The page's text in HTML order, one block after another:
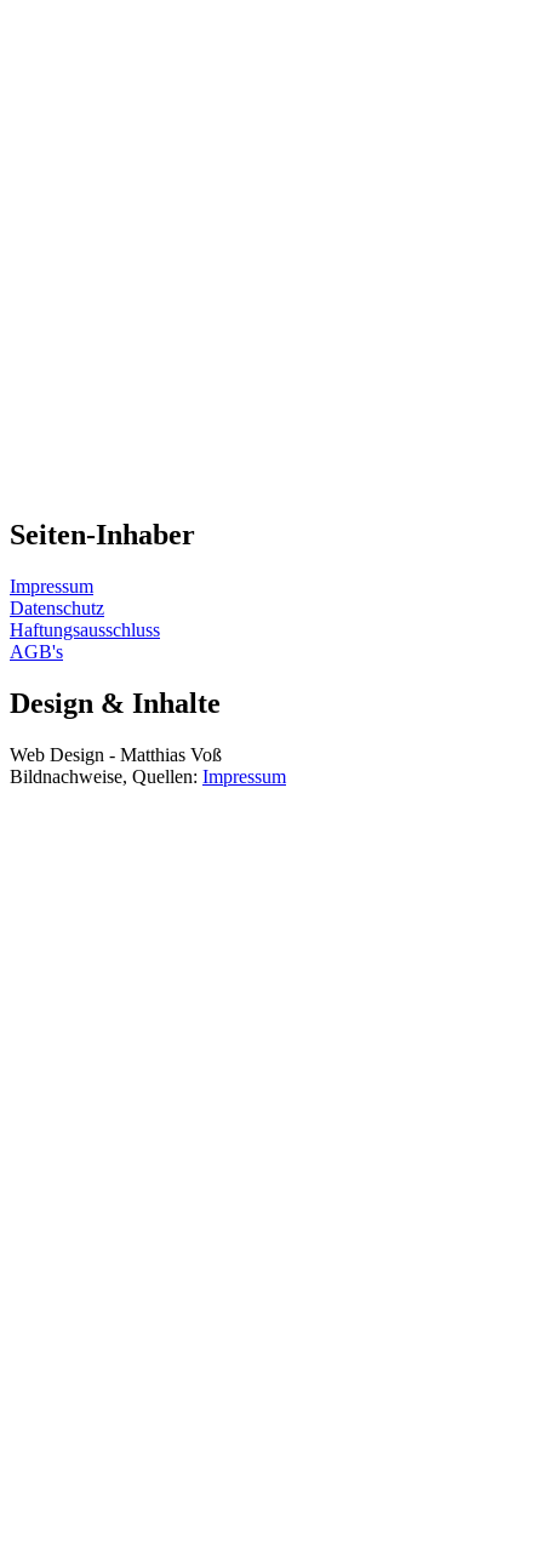
Seiten-Inhaber
Impressum
Datenschutz
Haftungsausschluss
AGB's
Design & Inhalte
Web Design - Matthias Voß
Bildnachweise, Quellen: Impressum